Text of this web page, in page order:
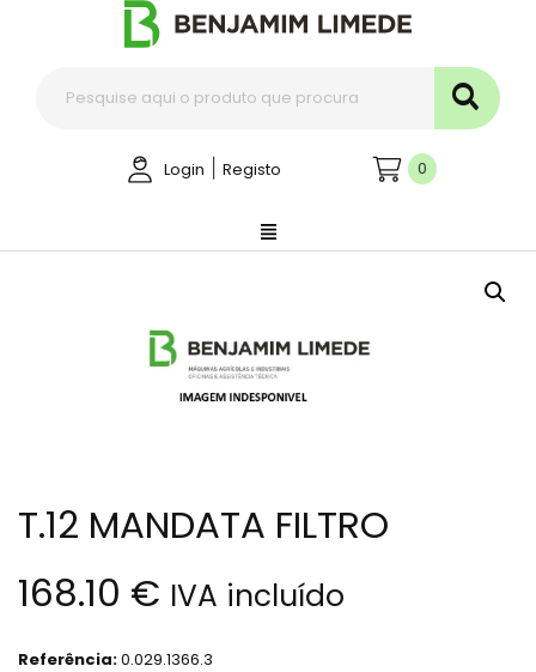
Login Registo 0
T.12 MANDATA FILTRO
168.10 € IVA incluído
Referência:0.029.1366.3